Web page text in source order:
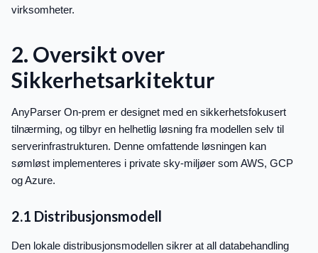
virksomheter.
2. Oversikt over
Sikkerhetsarkitektur
AnyParser On-prem er designet med en sikkerhetsfokusert
tilnærming, og tilbyr en helhetlig løsning fra modellen selv til
serverinfrastrukturen. Denne omfattende løsningen kan
sømløst implementeres i private sky-miljøer som AWS, GCP
og Azure.
2.1 Distribusjonsmodell
Den lokale distribusjonsmodellen sikrer at all databehandling